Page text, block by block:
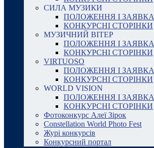
СИЛА МУЗИКИ
ПОЛОЖЕННЯ І ЗАЯВКА
КОНКУРСНІ СТОРІНКИ
МУЗИЧНИЙ ВІТЕР
ПОЛОЖЕННЯ І ЗАЯВКА
КОНКУРСНІ СТОРІНКИ
VIRTUOSO
ПОЛОЖЕННЯ І ЗАЯВКА
КОНКУРСНІ СТОРІНКИ
WORLD VISION
ПОЛОЖЕННЯ І ЗАЯВКА
КОНКУРСНІ СТОРІНКИ
Фотоконкурс Алеї Зірок
Constellation World Photo Fest
Журі конкурсів
Конкурсний портал